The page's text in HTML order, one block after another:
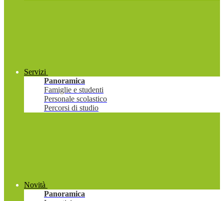
Servizi
Panoramica
Famiglie e studenti
Personale scolastico
Percorsi di studio
Novità
Panoramica